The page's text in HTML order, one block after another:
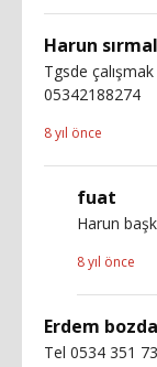
Harun
Tgsde
05342188274
8 yıl önce
fuat
Harun
8 yıl önce
Erdem
Tel 0534 351